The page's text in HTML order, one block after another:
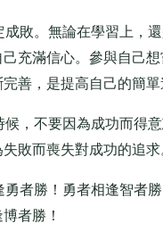
敗。無論在學習上，還
充滿信心。參與自己
善，是提高自己的簡單
，不要因為成功而得意
敗而喪失對成功的追求
者勝！勇者相逢智者勝
者勝！